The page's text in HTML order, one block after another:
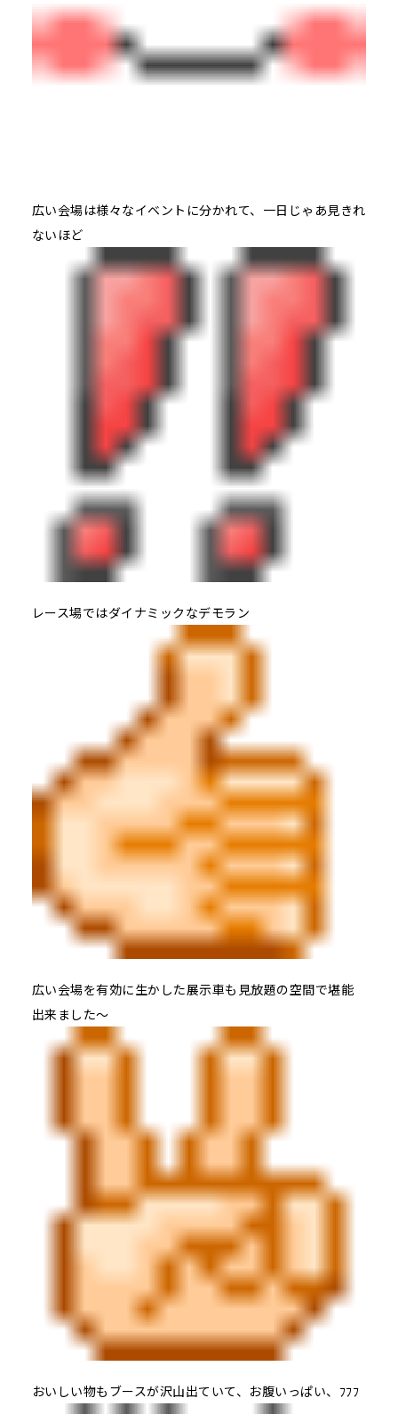
広い会場は様々なイベントに分かれて、一日じゃあ見きれ
ないほど
レース場ではダイナミックなデモラン
広い会場を有効に生かした展示車も見放題の空間で堪能
出来ました～
おいしい物もブースが沢山出ていて、お腹いっぱい、ﾌﾌﾌ